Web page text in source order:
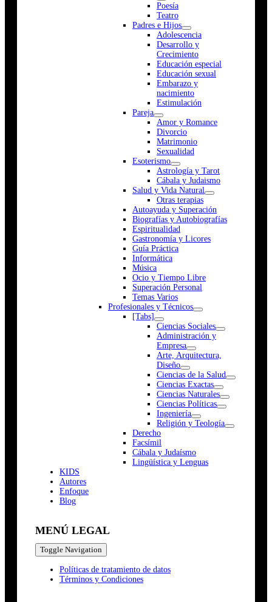
Poesía
Teatro
Padres e Hijos
Adolescencia
Desarrollo y
Crecimiento
Educación especial
Educación sexual
Embarazo y
nacimiento
Estimulación
Pareja
Amor y Romance
Divorcio
Matrimonio
Sexualidad
Esoterismo
Astrología y Tarot
Cábala y Judaismo
Salud y Vida Natural
Otras terapias
Autoayuda y Superación
Biografías y Autobiografías
Espiritualidad
Gastronomía y Licores
Guía Práctica
Informática
Música
Ocio y Tiempo Libre
Superación Personal
Temas Varios
Profesionales y Técnicos
[Tabs]
Ciencias Sociales
Administración y
Empresa
Arte, Arquitectura,
Diseño
Ciencias de la Salud
Ciencias Exactas
Ciencias Naturales
Ciencias Políticas
Ingeniería
Religión y Teología
Derecho
Facsímil
Cábala y Judaísmo
Lingüística y Lenguas
KIDS
Autores
Enfoque
Blog
MENÚ LEGAL
Toggle Navigation
Políticas de tratamiento de datos
Términos y Condiciones